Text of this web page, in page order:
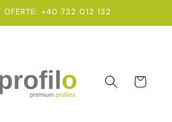
OFERTE: +40 732 012 132
Coș